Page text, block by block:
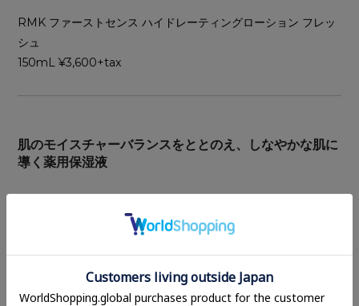
RMK ファーストセンス ハイドレーティングローション フレッ
シュ
150mL ¥3,600+tax
肌のモイスチャーバランスをととのえ、しなやかな肌に
導く薬用保湿液